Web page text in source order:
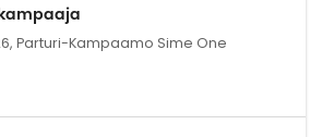
Parturi-Kampaamo Sime One